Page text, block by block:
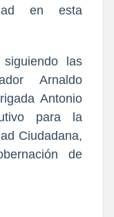
en esta
las
Arnaldo
Antonio
para la
Ciudadana,
de